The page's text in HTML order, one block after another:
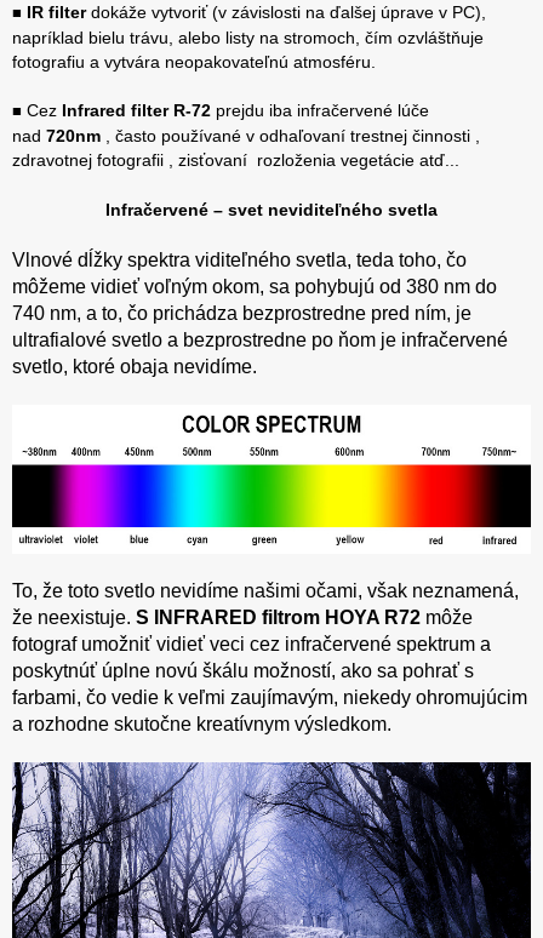
■ IR filterdokáže vytvoriť (v závislosti na ďalšej úprave v PC),
napríklad bielu trávu, alebo listy na stromoch, čím ozvláštňuje
fotografiu a vytvára neopakovateľnú atmosféru.
■ Cez Infrared filter R-72 prejdu iba infračervené lúče
nad 720nm , často používané v odhaľovaní trestnej činnosti ,
zdravotnej fotografii , zisťovaní rozloženia vegetácie atď...
Infračervené – svet neviditeľného svetla
Vlnové dĺžky spektra viditeľného svetla, teda toho, čo
môžeme vidieť voľným okom, sa pohybujú od 380 nm do
740 nm, a to, čo prichádza bezprostredne pred ním, je
ultrafialové svetlo a bezprostredne po ňom je infračervené
svetlo, ktoré obaja nevidíme.
To, že toto svetlo nevidíme našimi očami, však neznamená,
že neexistuje. S INFRARED filtrom HOYA R72 môže
fotograf umožniť vidieť veci cez infračervené spektrum a
poskytnúť úplne novú škálu možností, ako sa pohrať s
farbami, čo vedie k veľmi zaujímavým, niekedy ohromujúcim
a rozhodne skutočne kreatívnym výsledkom.